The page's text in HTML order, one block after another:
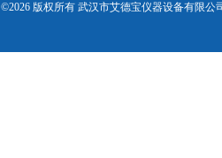
©2026 版权所有 武汉市艾德宝仪器设备有限公